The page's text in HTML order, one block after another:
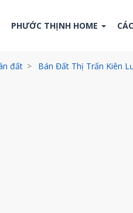
PHƯỚC THỊNH HOME
đất Bán Đất Thị Trấn Kiên